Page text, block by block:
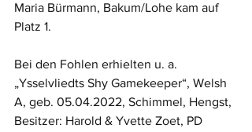
Maria Bürmann, Bakum/Lohe kam auf
Platz 1.
Bei den Fohlen erhielten u. a.
„Ysselvliedts Shy Gamekeeper“, Welsh
A, geb. 05.04.2022, Schimmel, Hengst,
Besitzer: Harold & Yvette Zoet, PD